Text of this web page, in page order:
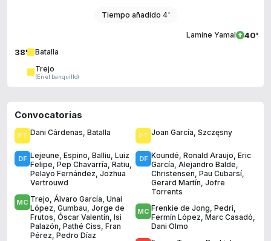
Tiempo añadido 4'
40'
Lamine Yamal
38'
Batalla
Trejo
(En el banquillo)
Convocatorias
Dani Cárdenas Batalla
Lejeune Espino Balliu Luiz
Felipe Pep Chavarría Ratiu
Pelayo Fernández Jozhua
Vertrouwd
Trejo Álvaro García Unai
López Gumbau Jorge de
Frutos Óscar Valentín Isi
Palazón Pathé Ciss Fran
Pérez Pedro Díaz
Joan García Szczęsny
Koundé Ronald Araujo Eric
García Alejandro Balde
Christensen Pau Cubarsí
Gerard Martín Jofre
Torrents
Frenkie de Jong Pedri
Fermín López Marc Casadó
Dani Olmo